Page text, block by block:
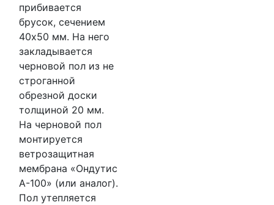
прибивается
брусок, сечением
40х50 мм. На него
закладывается
черновой пол из не
строганной
обрезной доски
толщиной 20 мм.
На черновой пол
монтируется
ветрозащитная
мембрана «Ондутис
А-100» (или аналог).
Пол утепляется